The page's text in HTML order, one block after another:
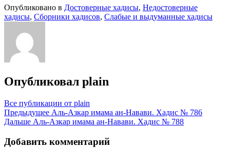
Опубликовано в Достоверные хадисы, Недостоверные
хадисы, Сборники хадисов, Слабые и выдуманные хадисы
Опубликовал plain
Все публикации от plain
Навигация
по
записям
Предыдущее Аль-Азкар имама ан-Навави. Хадис № 786
Дальше Аль-Азкар имама ан-Навави. Хадис № 788
Добавить комментарий